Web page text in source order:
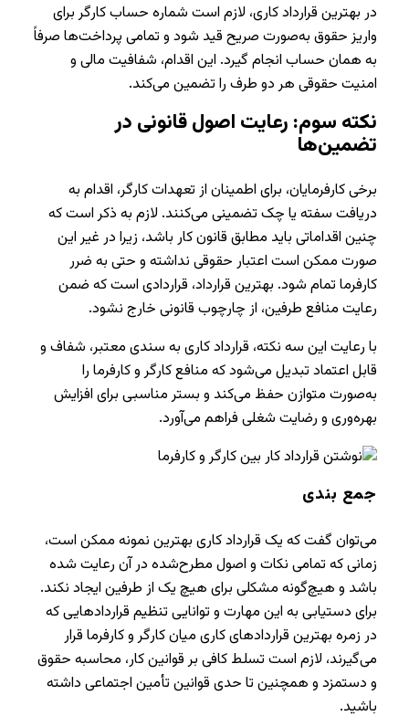
در بهترین قرارداد کاری، لازم است شماره حساب کارگر برای
واریز حقوق به‌صورت صریح قید شود و تمامی پرداخت‌ها صرفاً
به همان حساب انجام گیرد. این اقدام، شفافیت مالی و
امنیت حقوقی هر دو طرف را تضمین می‌کند.
نکته سوم: رعایت اصول قانونی در
تضمین‌ها
برخی کارفرمایان، برای اطمینان از تعهدات کارگر، اقدام به
دریافت سفته یا چک تضمینی می‌کنند. لازم به ذکر است که
چنین اقداماتی باید مطابق قانون کار باشد، زیرا در غیر این
صورت ممکن است اعتبار حقوقی نداشته و حتی به ضرر
کارفرما تمام شود. بهترین قرارداد، قراردادی است که ضمن
رعایت منافع طرفین، از چارچوب قانونی خارج نشود.
با رعایت این سه نکته، قرارداد کاری به سندی معتبر، شفاف و
قابل اعتماد تبدیل می‌شود که منافع کارگر و کارفرما را
به‌صورت متوازن حفظ می‌کند و بستر مناسبی برای افزایش
بهره‌وری و رضایت شغلی فراهم می‌آورد.
جمع بندی
می‌توان گفت که یک قرارداد کاری بهترین نمونه ممکن است،
زمانی که تمامی نکات و اصول مطرح‌شده در آن رعایت شده
باشد و هیچ‌گونه مشکلی برای هیچ یک از طرفین ایجاد نکند.
برای دستیابی به این مهارت و توانایی تنظیم قراردادهایی که
در زمره بهترین قراردادهای کاری میان کارگر و کارفرما قرار
می‌گیرند، لازم است تسلط کافی بر قوانین کار، محاسبه حقوق
و دستمزد و همچنین تا حدی قوانین تأمین اجتماعی داشته
باشید.